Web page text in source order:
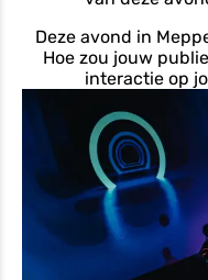
Deze avond in
Hoe zou jouw
interactie op